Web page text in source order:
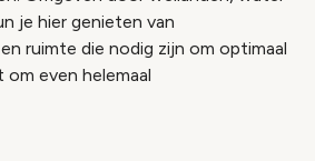
je hier genieten van
ruimte die nodig zijn om optimaal
even helemaal